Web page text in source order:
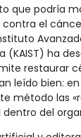
que podría
el
(KAIST) ha
restaurar
leído bien:
método las
del